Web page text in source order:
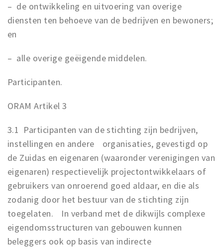
– de ontwikkeling en uitvoering van overige
diensten ten behoeve van de bedrijven en bewoners;
en
– alle overige geëigende middelen.
Participanten.
ORAM Artikel 3
3.1 Participanten van de stichting zijn bedrijven,
instellingen en andere organisaties, gevestigd op
de Zuidas en eigenaren (waaronder verenigingen van
eigenaren) respectievelijk projectontwikkelaars of
gebruikers van onroerend goed aldaar, en die als
zodanig door het bestuur van de stichting zijn
toegelaten. In verband met de dikwijls complexe
eigendomsstructuren van gebouwen kunnen
beleggers ook op basis van indirecte